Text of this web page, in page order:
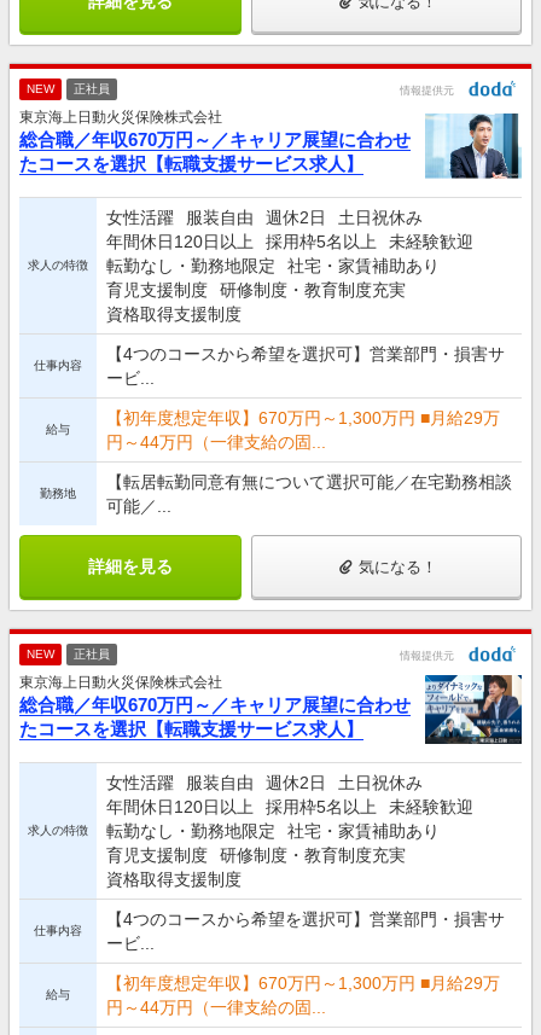
NEW 正社員 情報提供元
東京海上日動火災保険株式会社
総合職／年収670万円～／キャリア展望に合わせ
たコースを選択【転職支援サービス求人】
求人の特徴
女性活躍 服装自由 週休2日
土日祝休み
年間休日120日以上
採用枠5名以上
未経験歓迎
転勤なし・勤務地限定
社宅・家賃補助あり
育児支援制度
研修制度・教育制度充実
資格取得支援制度
仕事内容
【4つのコースから希望を選択可】営業部門・損害サ
ービ...
給与
【初年度想定年収】670万円～1,300万円 ■月給29万
円～44万円（一律支給の固...
勤務地
【転居転勤同意有無について選択可能／在宅勤務相談
可能／...
詳細を見る 気になる！
NEW 正社員 情報提供元
東京海上日動火災保険株式会社
総合職／年収670万円～／キャリア展望に合わせ
たコースを選択【転職支援サービス求人】
求人の特徴
女性活躍 服装自由 週休2日
土日祝休み
年間休日120日以上
採用枠5名以上
未経験歓迎
転勤なし・勤務地限定
社宅・家賃補助あり
育児支援制度
研修制度・教育制度充実
資格取得支援制度
仕事内容
【4つのコースから希望を選択可】営業部門・損害サ
ービ...
給与
【初年度想定年収】670万円～1,300万円 ■月給29万
円～44万円（一律支給の固...